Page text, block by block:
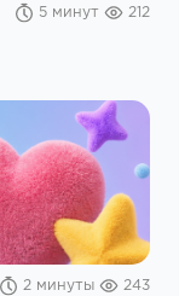
5 минут 212
2 минуты 243